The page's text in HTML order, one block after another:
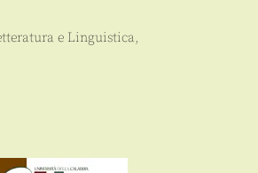
e Linguistica,